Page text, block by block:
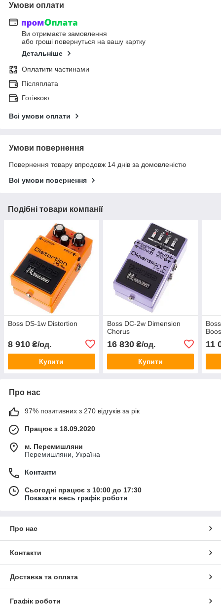
Умови оплати
Ви отримаєте замовлення
або гроші повернуться на вашу картку
Детальніше
Оплатити частинами
Післяплата
Готівкою
Всі умови оплати
Умови повернення
Повернення товару впродовж 14 днів за домовленістю
Всі умови повернення
Подібні товари компанії
Boss DS-1w Distortion
8 910 ₴/од.
Купити
Boss DC-2w Dimension
Chorus
16 830₴/од.
Купити
11
Про нас
97% позитивних з 270 відгуків за рік
Працює з 18.09.2020
м. Перемишляни
Перемишляни, Україна
Контакти
Сьогодні працює з 10:00 до 17:30
Показати весь графік роботи
Про нас
Контакти
Доставка та оплата
Графік роботи